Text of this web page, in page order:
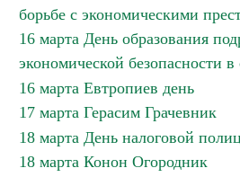
борьбе с экономическими
16 марта День образования
экономической безопасности
16 марта Евтропиев день
17 марта Герасим Грачевник
18 марта День налоговой
18 марта Конон Огородник